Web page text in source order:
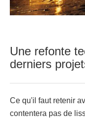
Une refonte
derniers
Ce qu'il faut retenir
contentera pas de